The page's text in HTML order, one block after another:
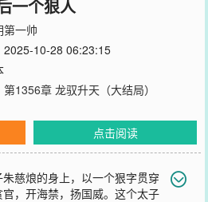
一个狠人
第一帅
2025-10-28 06:23:15
第1356章 龙驭升天（大结局）
点击阅读
慈烺的身上，以一个狠字贯穿
，开海禁，扬国威。这个太子